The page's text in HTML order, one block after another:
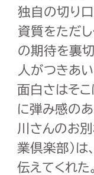
独自の切り
資質をただ
の期待を裏
人がつきあ
面白さはそこ
に弾み感のあ
川さんのお
業倶楽部）は
伝えてくれ